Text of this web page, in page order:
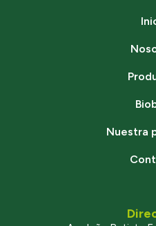
Nuestra